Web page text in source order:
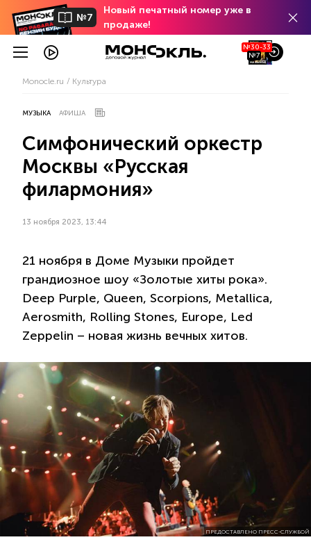
№7
Новый печатный номер уже в
продаже!
№30-33
№7
Monocle.ru Культура
МУЗЫКА АФИША
Симфонический оркестр
Москвы «Русская
филармония»
13 ноября 2023, 13:44
21 ноября в Доме Музыки пройдет
грандиозное шоу «Золотые хиты рока».
Deep Purple, Queen, Scorpions, Metallica,
Aerosmith, Rolling Stones, Europe, Led
Zeppelin – новая жизнь вечных хитов.
ПРЕДОСТАВЛЕНО ПРЕСС-СЛУЖБОЙ